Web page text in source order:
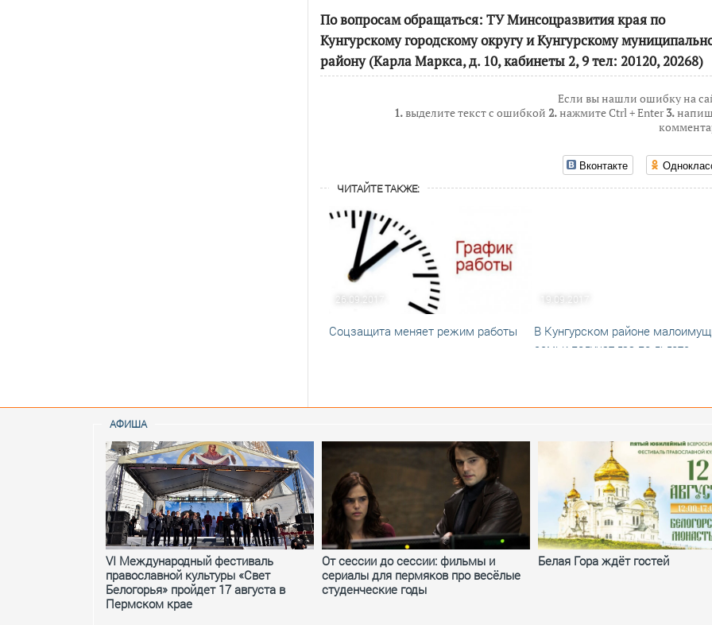
По вопросам обращаться: ТУ Минсоцразвития края по
Кунгурскому городскому округу и Кунгурскому
району (Карла Маркса, д. 10, кабинеты 2, 9 тел: 20120, 20268)
Если вы нашли ошибку на
1.выделите текст с ошибкой 2.нажмите Ctrl + Enter3.
Вконтакте
ЧИТАЙТЕ ТАКЖЕ:
26.09.2017
Соцзащита меняет режим работы
19.09.2017
В Кунгурском районе
семьи получат газ по льготе
АФИША
VI Международный фестиваль
православной культуры «Свет
Белогорья» пройдет 17 августа в
Пермском крае
От сессии до сессии: фильмы и
сериалы для пермяков про весёлые
студенческие годы
Белая Гора ждёт гостей